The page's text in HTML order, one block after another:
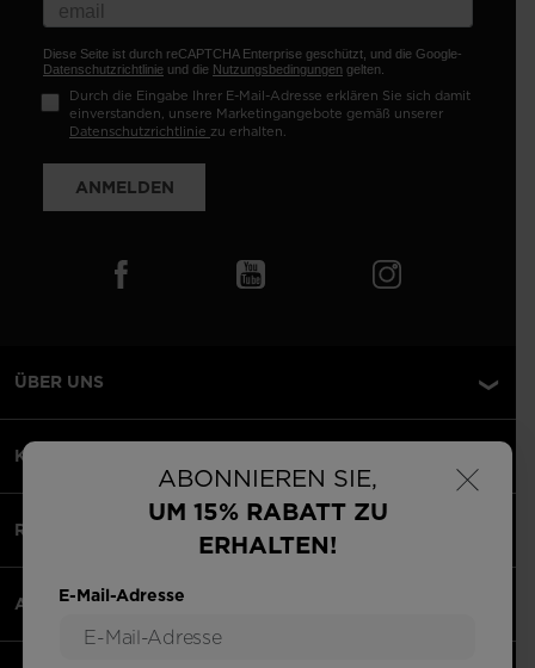
×
ABONNIEREN SIE,
UM 15% RABATT ZU
ERHALTEN!
E-Mail-Adresse
Diese Seite ist durch reCAPTCHA Enterprise geschützt, und die Google-
Datenschutzrichtlinie und die Nutzungsbedingungen gelten.
Durch die Eingabe Ihrer E-Mail-Adresse erklären Sie sich damit
einverstanden, unsere Marketingangebote gemäß unserer
Datenschutzrichtlinie zu erhalten.
ANMELDEN
ÜBER UNS
KUNDENSERVICE
RECHTLICHES
AKZEPTIERTE ZAHLUNGEN